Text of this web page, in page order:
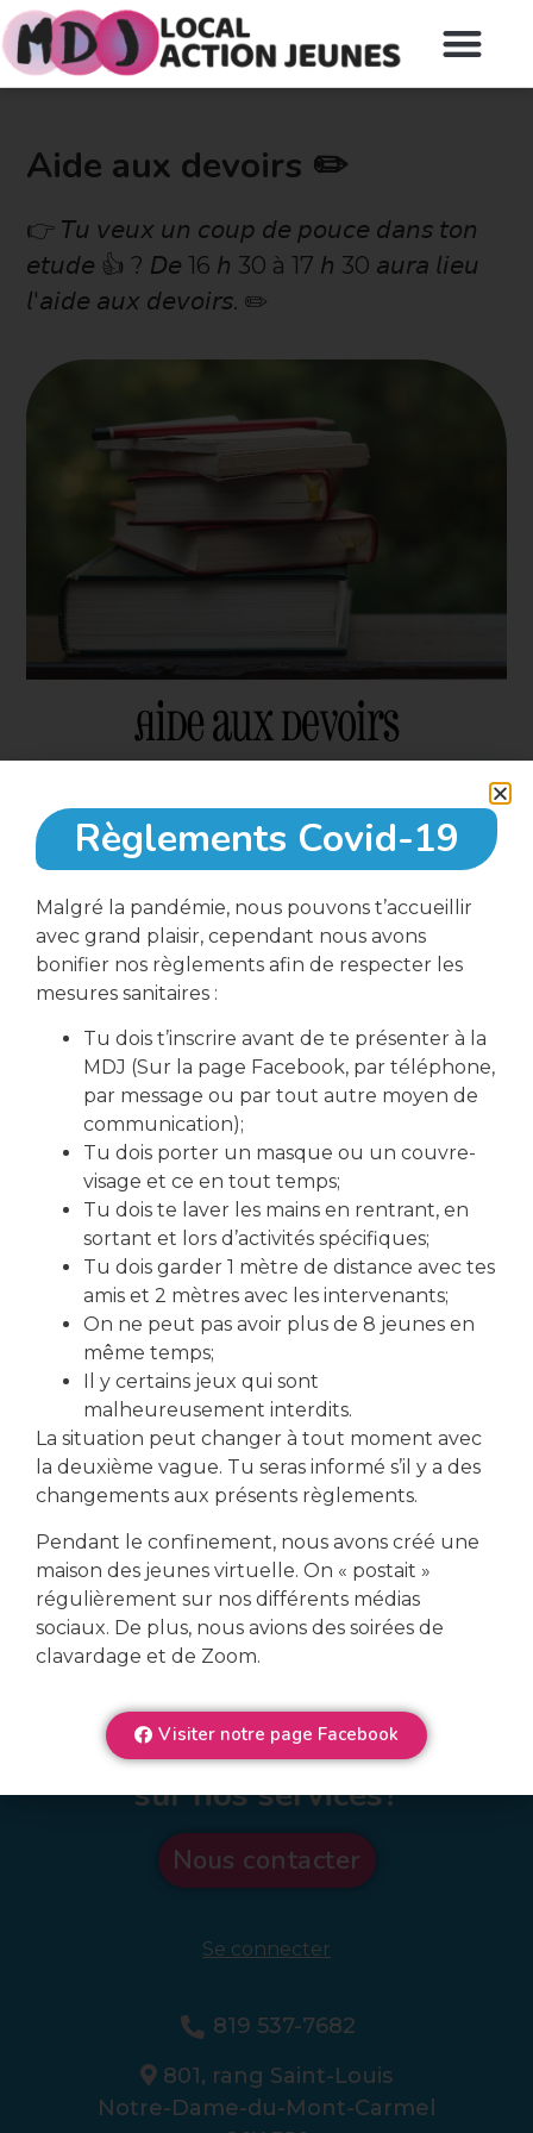
Aide aux devoirs ✏️
👉 𝘛𝘶 𝘷𝘦𝘶𝘹 𝘶𝘯 𝘤𝘰𝘶𝘱 𝘥𝘦 𝘱𝘰𝘶𝘤𝘦 𝘥𝘢𝘯𝘴 𝘵𝘰𝘯
𝘦𝘵𝘶𝘥𝘦 👍 ? 𝘋𝘦 16 𝘩 30 à 17 𝘩 30 𝘢𝘶𝘳𝘢 𝘭𝘪𝘦𝘶
𝘭'𝘢𝘪𝘥𝘦 𝘢𝘶𝘹 𝘥𝘦𝘷𝘰𝘪𝘳𝘴. ✏️
15 juin, 2023
16:30
Local Action Jeunes
télécharger le formulaire d'inscription
Partager cet événement
Veux-tu en connaître plus
sur nos services?
Nous contacter
Se connecter
819 537-7682
801, rang Saint-Louis
Notre-Dame-du-Mont-Carmel
Règlements Covid-19
Malgré la pandémie, nous pouvons t’accueillir
avec grand plaisir, cependant nous avons
bonifier nos règlements afin de respecter les
mesures sanitaires :
Tu dois t’inscrire avant de te présenter à la
MDJ (Sur la page Facebook, par téléphone,
par message ou par tout autre moyen de
communication);
Tu dois porter un masque ou un couvre-
visage et ce en tout temps;
Tu dois te laver les mains en rentrant, en
sortant et lors d’activités spécifiques;
Tu dois garder 1 mètre de distance avec tes
amis et 2 mètres avec les intervenants;
On ne peut pas avoir plus de 8 jeunes en
même temps;
Il y certains jeux qui sont
malheureusement interdits.
La situation peut changer à tout moment avec
la deuxième vague. Tu seras informé s’il y a des
changements aux présents règlements.
Pendant le confinement, nous avons créé une
maison des jeunes virtuelle. On « postait »
régulièrement sur nos différents médias
sociaux. De plus, nous avions des soirées de
clavardage et de Zoom.
Visiter notre page Facebook